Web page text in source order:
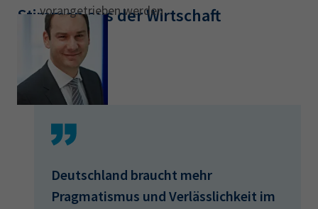
vorangetrieben werden
Stimmen aus der Wirtschaft
Deutschland braucht mehr
Pragmatismus und Verlässlichkeit im